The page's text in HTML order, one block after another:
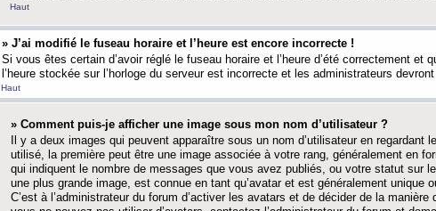
Haut
» J’ai modifié le fuseau horaire et l’heure est encore incorrecte !
Si vous êtes certain d’avoir réglé le fuseau horaire et l’heure d’été correctement et
l’heure stockée sur l’horloge du serveur est incorrecte et les administrateurs
Haut
» Comment puis-je afficher une image sous mon nom d’utilisateur ?
Il y a deux images qui peuvent apparaître sous un nom d’utilisateur en regardant
utilisé, la première peut être une image associée à votre rang, généralement en
qui indiquent le nombre de messages que vous avez publiés, ou votre statut sur
une plus grande image, est connue en tant qu’avatar et est généralement unique
C’est à l’administrateur du forum d’activer les avatars et de décider de la